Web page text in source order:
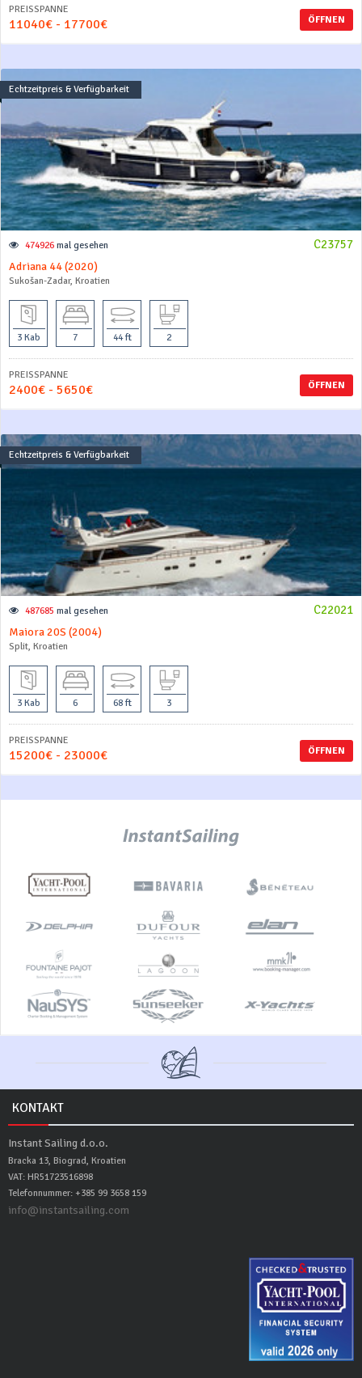
ÖFFNEN
PREISSPANNE
11040€ - 17700€
Echtzeitpreis & Verfügbarkeit
C23757
474926 mal gesehen
Adriana 44 (2020)
Sukošan-Zadar, Kroatien
3 Kab 7 44 ft 2
ÖFFNEN
PREISSPANNE
2400€ - 5650€
Echtzeitpreis & Verfügbarkeit
C22021
487685 mal gesehen
Maiora 20S (2004)
Split, Kroatien
3 Kab 6 68 ft 3
ÖFFNEN
PREISSPANNE
15200€ - 23000€
KONTAKT
Instant Sailing d.o.o.
Bracka 13, Biograd, Kroatien
VAT: HR51723516898
Telefonnummer: +385 99 3658 159
info@instantsailing.com